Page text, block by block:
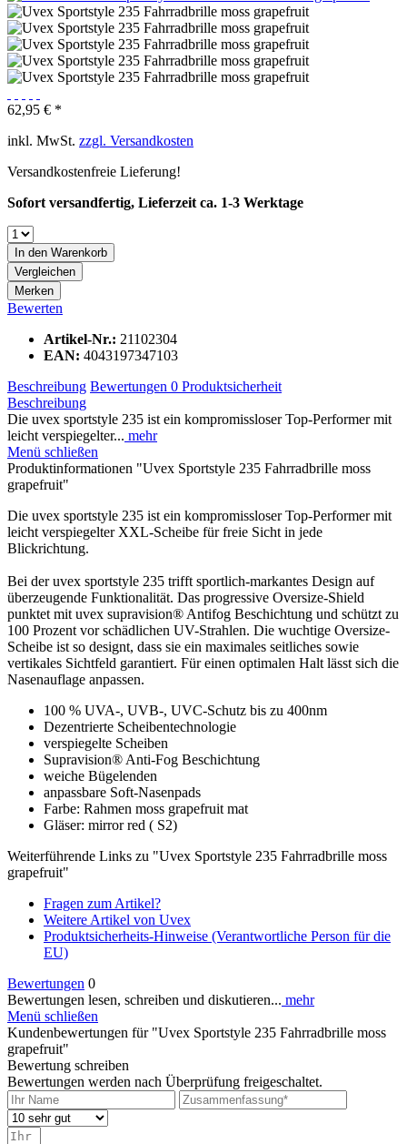
62,95 € *
inkl. MwSt. zzgl. Versandkosten
Versandkostenfreie Lieferung!
Sofort versandfertig, Lieferzeit ca. 1-3 Werktage
In den Warenkorb
Vergleichen
Merken
Bewerten
Artikel-Nr.: 21102304
EAN: 4043197347103
Beschreibung Bewertungen 0 Produktsicherheit
Beschreibung
Die uvex sportstyle 235 ist ein kompromissloser Top-Performer mit
leicht verspiegelter... mehr
Menü schließen
Produktinformationen "Uvex Sportstyle 235 Fahrradbrille moss
grapefruit"
Die uvex sportstyle 235 ist ein kompromissloser Top-Performer mit
leicht verspiegelter XXL-Scheibe für freie Sicht in jede
Blickrichtung.
Bei der uvex sportstyle 235 trifft sportlich-markantes Design auf
überzeugende Funktionalität. Das progressive Oversize-Shield
punktet mit uvex supravision® Antifog Beschichtung und schützt zu
100 Prozent vor schädlichen UV-Strahlen. Die wuchtige Oversize-
Scheibe ist so designt, dass sie ein maximales seitliches sowie
vertikales Sichtfeld garantiert. Für einen optimalen Halt lässt sich die
Nasenauflage anpassen.
100 % UVA-, UVB-, UVC-Schutz bis zu 400nm
Dezentrierte Scheibentechnologie
verspiegelte Scheiben
Supravision® Anti-Fog Beschichtung
weiche Bügelenden
anpassbare Soft-Nasenpads
Farbe: Rahmen moss grapefruit mat
Gläser: mirror red ( S2)
Weiterführende Links zu "Uvex Sportstyle 235 Fahrradbrille moss
grapefruit"
Fragen zum Artikel?
Weitere Artikel von Uvex
Produktsicherheits-Hinweise (Verantwortliche Person für die
EU)
Bewertungen 0
Bewertungen lesen, schreiben und diskutieren... mehr
Menü schließen
Kundenbewertungen für "Uvex Sportstyle 235 Fahrradbrille moss
grapefruit"
Bewertung schreiben
Bewertungen werden nach Überprüfung freigeschaltet.